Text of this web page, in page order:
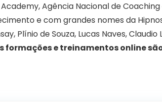
Agência Nacional de
e com grandes nomes da
Plínio de Souza, Lucas Naves,
formações e treinamentos online